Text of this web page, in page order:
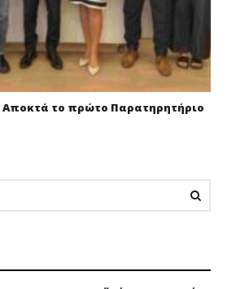
Αποκτά το πρώτο Παρατηρητήριο